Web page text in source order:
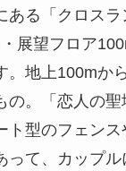
る「クロスラ
展望フロア
。地上100mか
の。「恋人の
ト型のフェンス
って、カップ